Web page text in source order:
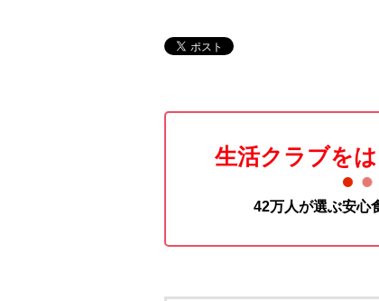
生活クラブを
42万人が選ぶ安心